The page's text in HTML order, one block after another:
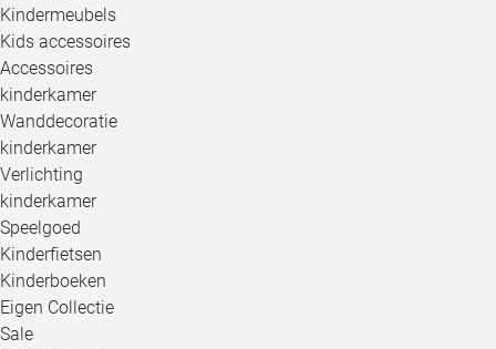
Kindermeubels
Kids accessoires
Accessoires
kinderkamer
Wanddecoratie
kinderkamer
Verlichting
kinderkamer
Speelgoed
Kinderfietsen
Kinderboeken
Eigen Collectie
Sale